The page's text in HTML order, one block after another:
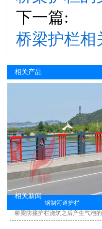
下一篇:
桥梁护栏相
相关产品
钢制河道护栏
相关新闻
桥梁防撞护栏浇筑之后产生气泡